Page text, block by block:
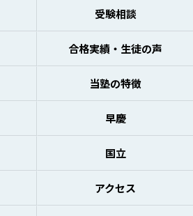
受験相談
合格実績・生徒の声
当塾の特徴
早慶
国立
アクセス